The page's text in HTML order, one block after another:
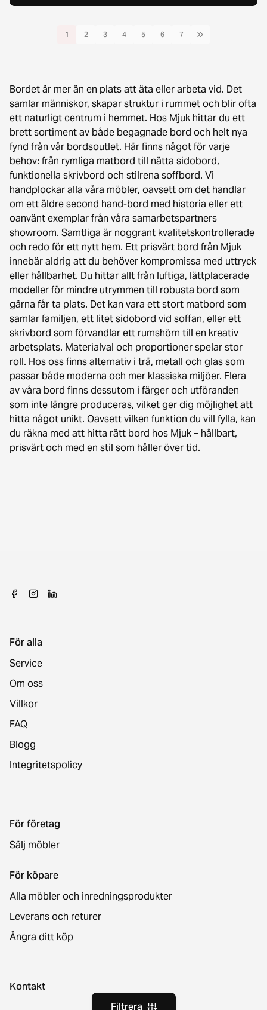
Filtrera
1 2 3 4 5 6 7
Bordet är mer än en plats att äta eller arbeta vid. Det
samlar människor, skapar struktur i rummet och blir ofta
ett naturligt centrum i hemmet. Hos Mjuk hittar du ett
brett sortiment av både begagnade bord och helt nya
fynd från vår bordsoutlet. Här finns något för varje
behov: från rymliga matbord till nätta sidobord,
funktionella skrivbord och stilrena soffbord. Vi
handplockar alla våra möbler, oavsett om det handlar
om ett äldre second hand-bord med historia eller ett
oanvänt exemplar från våra samarbetspartners
showroom. Samtliga är noggrant kvalitetskontrollerade
och redo för ett nytt hem. Ett prisvärt bord från Mjuk
innebär aldrig att du behöver kompromissa med uttryck
eller hållbarhet. Du hittar allt från luftiga, lättplacerade
modeller för mindre utrymmen till robusta bord som
gärna får ta plats. Det kan vara ett stort matbord som
samlar familjen, ett litet sidobord vid soffan, eller ett
skrivbord som förvandlar ett rumshörn till en kreativ
arbetsplats. Materialval och proportioner spelar stor
roll. Hos oss finns alternativ i trä, metall och glas som
passar både moderna och mer klassiska miljöer. Flera
av våra bord finns dessutom i färger och utföranden
som inte längre produceras, vilket ger dig möjlighet att
hitta något unikt. Oavsett vilken funktion du vill fylla, kan
du räkna med att hitta rätt bord hos Mjuk – hållbart,
prisvärt och med en stil som håller över tid.
För alla
Service
Om oss
Villkor
FAQ
Blogg
Integritetspolicy
För företag
Sälj möbler
För köpare
Alla möbler och inredningsprodukter
Leverans och returer
Ångra ditt köp
Kontakt